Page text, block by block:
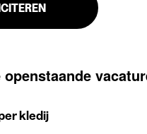
openstaande
kledij